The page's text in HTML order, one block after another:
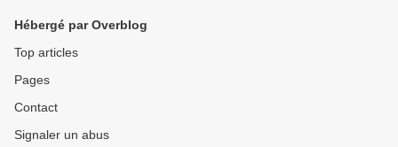
Hébergé par Overblog
Top articles
Pages
Contact
Signaler un abus